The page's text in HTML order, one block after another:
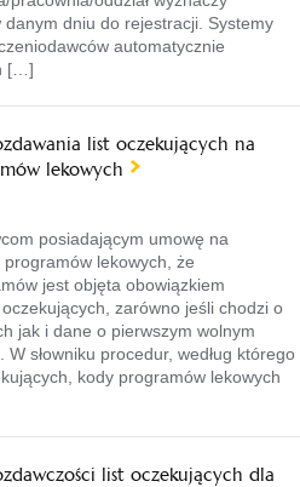
danym dniu do rejestracji. Systemy
automatycznie
[…]
list oczekujących na
lekowych
posiadającym umowę na
lekowych, że
jest objęta obowiązkiem
zarówno jeśli chodzi o
jak i dane o pierwszym wolnym
słowniku procedur, według którego
kody programów lekowych
list oczekujących dla